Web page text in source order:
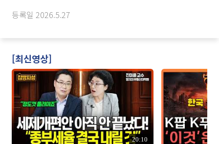
등록일 2026.5.27
[최신영상]
20:10